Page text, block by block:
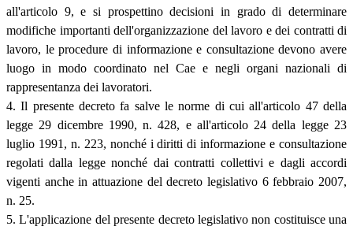
all'articolo 9, e si prospettino decisioni in grado di determinare
modifiche importanti dell'organizzazione del lavoro e dei contratti di
lavoro, le procedure di informazione e consultazione devono avere
luogo in modo coordinato nel Cae e negli organi nazionali di
rappresentanza dei lavoratori.
4. Il presente decreto fa salve le norme di cui all'articolo 47 della
legge 29 dicembre 1990, n. 428, e all'articolo 24 della legge 23
luglio 1991, n. 223, nonché i diritti di informazione e consultazione
regolati dalla legge nonché dai contratti collettivi e dagli accordi
vigenti anche in attuazione del decreto legislativo 6 febbraio 2007,
n. 25.
5. L'applicazione del presente decreto legislativo non costituisce una